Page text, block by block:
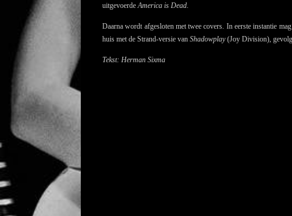
uitgevoerde America is Dead
Daarna wordt afgesloten met twee covers. In eerste instantie
huis met de Strand-versie van Shadowplay(Joy Division),
Tekst: Herman Sixma